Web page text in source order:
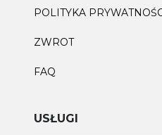
POLITYKA
ZWROT
FAQ
USŁUGI